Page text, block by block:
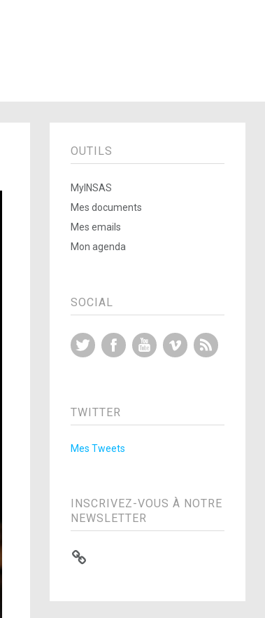
OUTILS
MyINSAS
Mes documents
Mes emails
Mon agenda
SOCIAL
Twitter FacebookYouTubeVimeo
TWITTER
Mes Tweets
INSCRIVEZ-VOUS À NOTRE
NEWSLETTER